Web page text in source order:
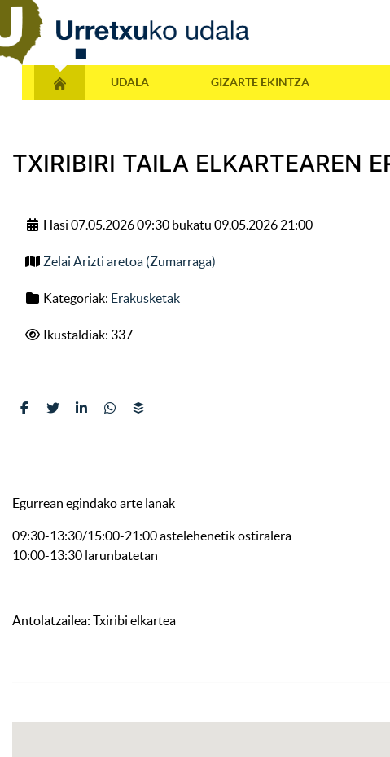
UDALA GIZARTE EKINTZA
TXIRIBIRI TAILA ELKARTEAREN
Hasi 07.05.2026 09:30 bukatu 09.05.2026 21:00
Zelai Arizti aretoa (Zumarraga)
Kategoriak: Erakusketak
Ikustaldiak: 337
Egurrean egindako arte lanak
09:30-13:30/15:00-21:00 astelehenetik ostiralera
10:00-13:30 larunbatetan
Antolatzailea: Txiribi elkartea